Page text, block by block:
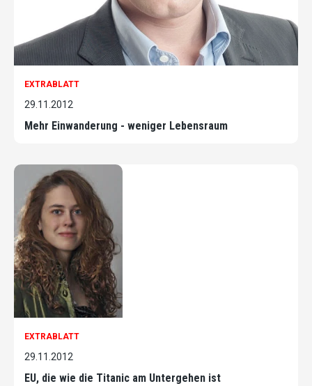
EXTRABLATT
29.11.2012
Mehr Einwanderung - weniger Lebensraum
EXTRABLATT
29.11.2012
EU, die wie die Titanic am Untergehen ist